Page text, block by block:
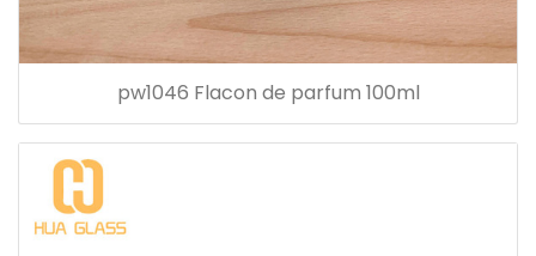
pw1046 Flacon de parfum 100ml